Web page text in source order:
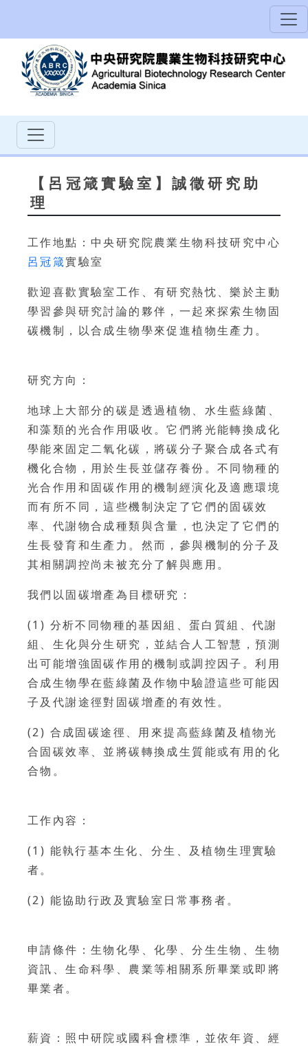
【呂冠箴實驗室】誠徵研究助
理
工作地點：中央研究院農業生物科技研究中心
呂冠箴實驗室
歡迎喜歡實驗室工作、有研究熱忱、樂於主動
學習參與研究討論的夥伴，一起來探索生物固
碳機制，以合成生物學來促進植物生產力。
研究方向：
地球上大部分的碳是透過植物、水生藍綠菌、
和藻類的光合作用吸收。它們將光能轉換成化
學能來固定二氧化碳，將碳分子聚合成各式有
機化合物，用於生長並儲存養份。不同物種的
光合作用和固碳作用的機制經演化及適應環境
而有所不同，這些機制決定了它們的固碳效
率、代謝物合成種類與含量，也決定了它們的
生長發育和生產力。然而，參與機制的分子及
其相關調控尚未被充分了解與應用。
我們以固碳增產為目標研究：
(1) 分析不同物種的基因組、蛋白質組、代謝
組、生化與分生研究，並結合人工智慧，預測
出可能增強固碳作用的機制或調控因子。利用
合成生物學在藍綠菌及作物中驗證這些可能因
子及代謝途徑對固碳增產的有效性。
(2) 合成固碳途徑、用來提高藍綠菌及植物光
合固碳效率、並將碳轉換成生質能或有用的化
合物。
工作內容：
(1) 能執行基本生化、分生、及植物生理實驗
者。
(2) 能協助行政及實驗室日常事務者。
申請條件：生物化學、化學、分生生物、生物
資訊、生命科學、農業等相關系所畢業或即將
畢業者。
薪資：照中研院或國科會標準，並依年資、經